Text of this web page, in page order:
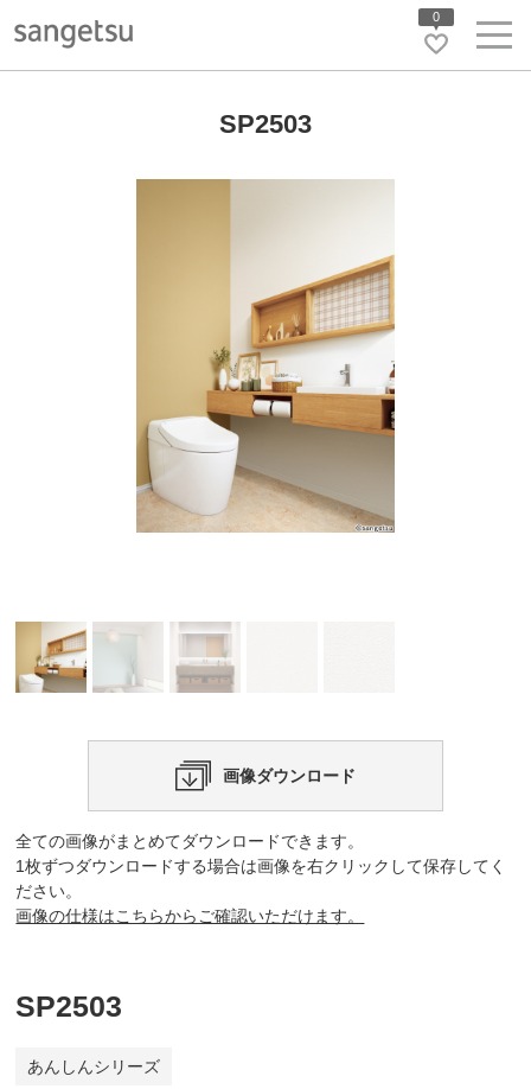
0
SP2503
画像ダウンロード
全ての画像がまとめてダウンロードできます。
1枚ずつダウンロードする場合は画像を右クリックして保存してく
ださい。
画像の仕様はこちらからご確認いただけます。
SP2503
あんしんシリーズ